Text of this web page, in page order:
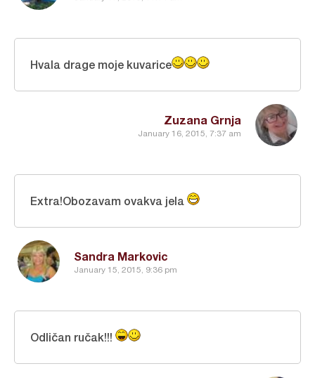
Zuzana Grnja
January 16, 2015, 7:37 am
Hvala drage moje kuvarice
Sandra Markovic
January 15, 2015, 9:36 pm
Extra!Obozavam ovakva jela
Odličan ručak!!!